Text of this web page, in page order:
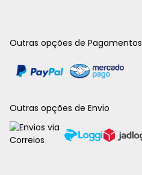
Outras opções de Pagamentos
Outras opções de Envio